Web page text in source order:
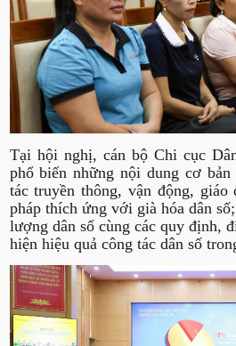
Tại hội nghị, cán bộ Chi cục
phổ biến những nội dung cơ
tác truyền thông, vận động, giáo
pháp thích ứng với già hóa dân
lượng dân số cùng các quy định,
hiện hiệu quả công tác dân số